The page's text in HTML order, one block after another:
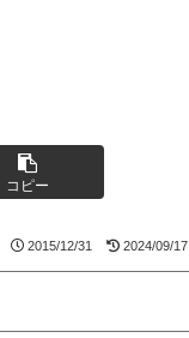
コピー
2015/12/31 2024/09/17